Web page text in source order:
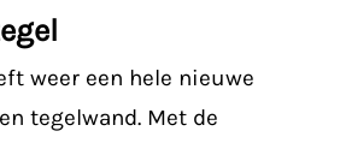
weer een hele nieuwe
tegelwand. Met de